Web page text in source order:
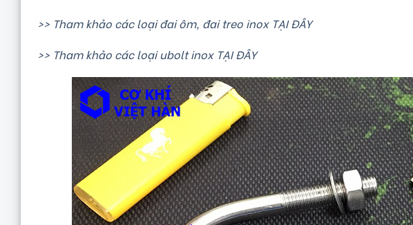
>> Tham khảo các loại đai ôm, đai treo inox TẠI ĐÂY
>> Tham khảo các loại ubolt inox TẠI ĐÂY